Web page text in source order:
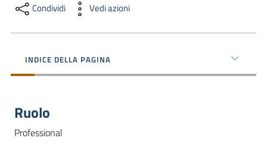
Condividi Vedi azioni
INDICE DELLA PAGINA
Ruolo
Professional